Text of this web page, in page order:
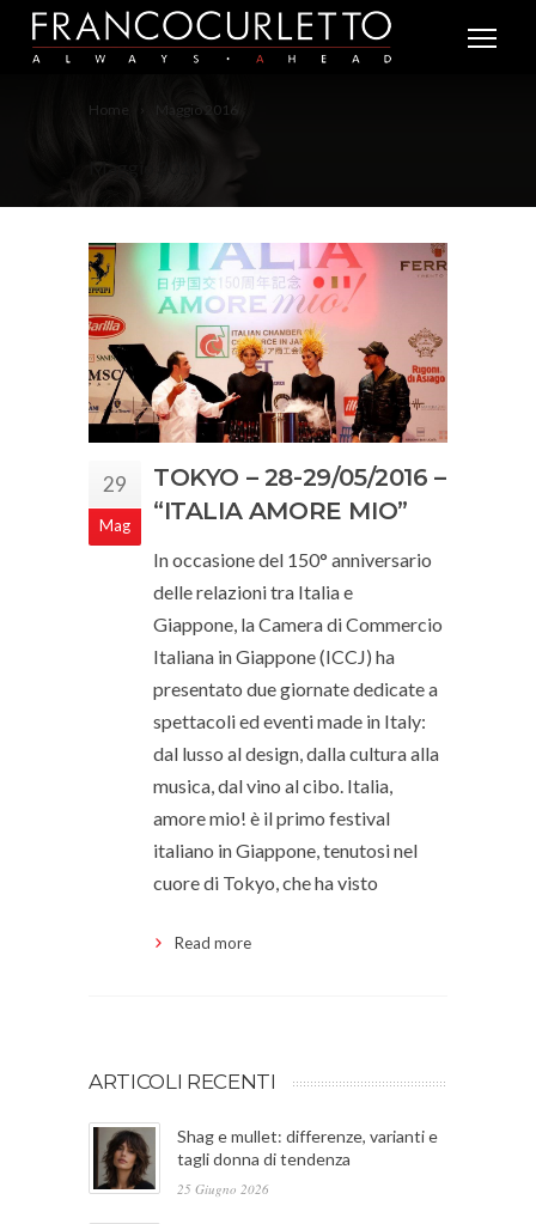
Home Maggio 2016
Maggio 2016
29
Mag
TOKYO – 28-29/05/2016 –
“ITALIA AMORE MIO”
In occasione del 150° anniversario
delle relazioni tra Italia e
Giappone, la Camera di Commercio
Italiana in Giappone (ICCJ) ha
presentato due giornate dedicate a
spettacoli ed eventi made in Italy:
dal lusso al design, dalla cultura alla
musica, dal vino al cibo. Italia,
amore mio! è il primo festival
italiano in Giappone, tenutosi nel
cuore di Tokyo, che ha visto
Read more
ARTICOLI RECENTI
Shag e mullet: differenze, varianti e
tagli donna di tendenza
25 Giugno 2026